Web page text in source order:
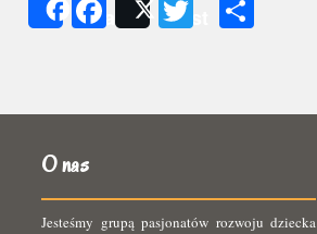
ShareFacebook
Post Twitter
O nas
Jesteśmy grupą pasjonatów rozwoju dziecka